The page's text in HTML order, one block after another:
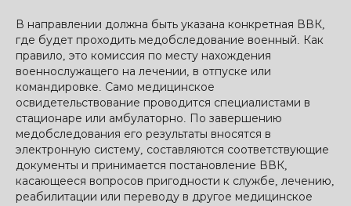
В направлении должна быть указана конкретная ВВК,
где будет проходить медобследование военный. Как
правило, это комиссия по месту нахождения
военнослужащего на лечении, в отпуске или
командировке. Само медицинское
освидетельствование проводится специалистами в
стационаре или амбулаторно. По завершению
медобследования его результаты вносятся в
электронную систему, составляются соответствующие
документы и принимается постановление ВВК,
касающееся вопросов пригодности к службе, лечению,
реабилитации или переводу в другое медицинское